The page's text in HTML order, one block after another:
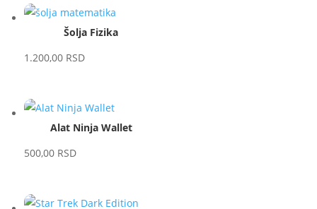
Šolja Fizika
1.200,00 RSD
Alat Ninja Wallet
500,00 RSD